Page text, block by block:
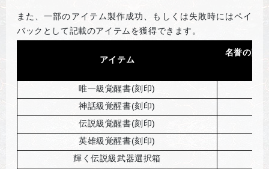
また、一部のアイテム製作成功、もしくは失敗時にはペイ
バックとして記載のアイテムを獲得できます。
アイテム
名誉の勲
唯一級覚醒書(刻印)
神話級覚醒書(刻印)
伝説級覚醒書(刻印)
英雄級覚醒書(刻印)
輝く伝説級武器選択箱